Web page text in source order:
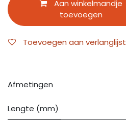
Aan winkelmandje
toevoegen
Toevoegen aan verlanglijst
Afmetingen
Lengte (mm)